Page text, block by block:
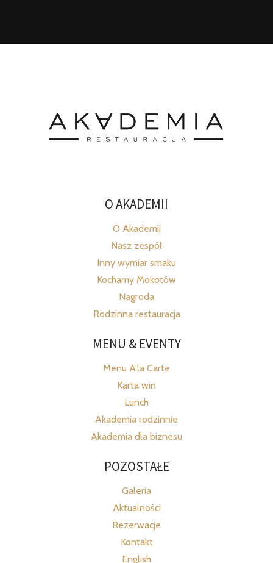
O AKADEMII
O Akademii
Nasz zespół
Inny wymiar smaku
Kochamy Mokotów
Nagroda
Rodzinna restauracja
MENU & EVENTY
Menu A’la Carte
Karta win
Lunch
Akademia rodzinnie
Akademia dla biznesu
POZOSTAŁE
Galeria
Aktualności
Rezerwacje
Kontakt
English